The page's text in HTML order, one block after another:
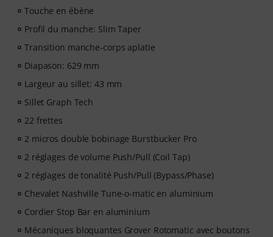
Touche en ébène
Profil du manche: Slim Taper
Transition manche-corps aplatie
Diapason: 629 mm
Largeur au sillet: 43 mm
Sillet Graph Tech
22 frettes
2 micros double bobinage Burstbucker Pro
2 réglages de volume Push/Pull (Coil Tap)
2 réglages de tonalité Push/Pull (Bypass/Phase)
Chevalet Nashville Tune-o-matic en aluminium
Cordier Stop Bar en aluminium
Mécaniques bloquantes Grover Rotomatic avec boutons